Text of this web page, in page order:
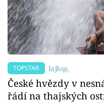
TOPSTAR
České hvězdy v
řádí na thajských